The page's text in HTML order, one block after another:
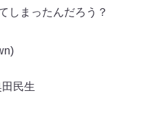
しまったんだろう？
民生